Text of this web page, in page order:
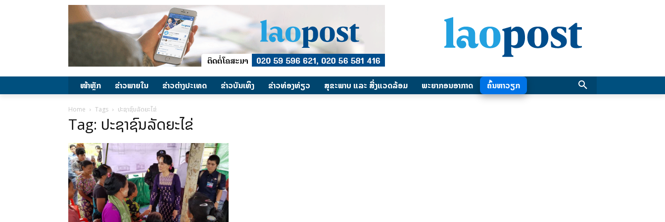
ໜ້າຫຼັກ ຂ່າວພາຍ​ໃນ ຂ່າວຕ່າງປະເທດ ​ຂ່າວບັນເທິງ ​ຂ່າວທ່ອງທ່ຽວ ສຸຂະພາບ ແລະ ສີ່ງແວດລ້ອມ ພະຍາກອນອາກາດ ຄົ້ນຫາວຽກ
Home Tags ປະຊາຊົນລັດຍະໄຂ່
Tag: ປະຊາຊົນລັດຍະໄຂ່